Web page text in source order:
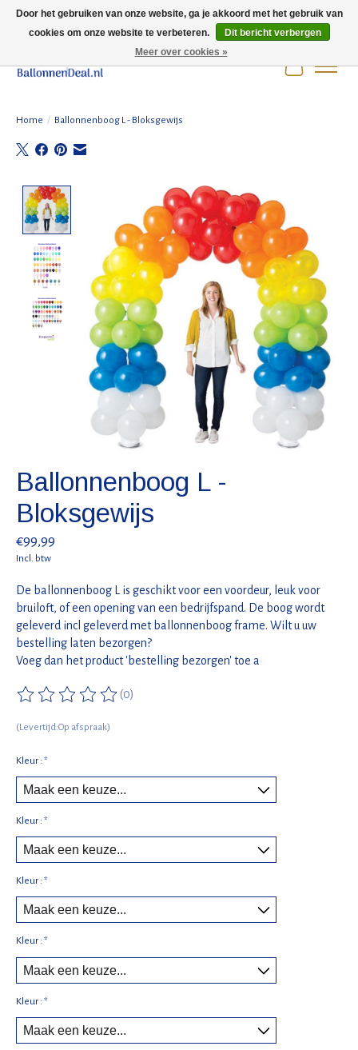
Wij zijn gesloten t/m 3 augustus i.v.m. de zomervakantie.
Home / Ballonnenboog L - Bloksgewijs
Product image slideshow Items
Ballonnenboog L -
Bloksgewijs
€99,99
Incl. btw
De ballonnenboog L is geschikt voor een voordeur, leuk voor
bruiloft, of een opening van een bedrijfspand. De boog wordt
geleverd incl geleverd met ballonnenboog frame. Wilt u uw
bestelling laten bezorgen?
Voeg dan het product 'bestelling bezorgen' toe a
De beoordeling van dit product is
(0)
(Levertijd:Op afspraak)
Kleur : *
Kleur : *
Kleur : *
Kleur : *
Kleur : *
Door het gebruiken van onze website, ga je akkoord met het gebruik van
cookies om onze website te verbeteren.
Dit bericht verbergen
Meer over cookies »